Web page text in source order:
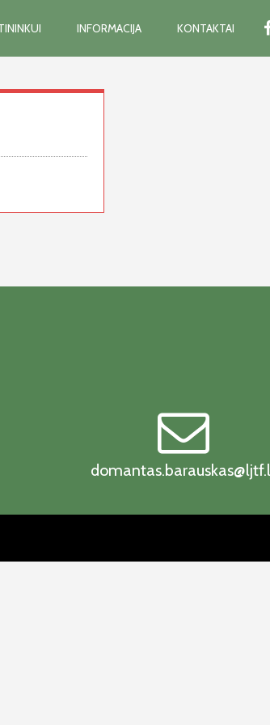
INFORMACIJA KONTAKTAI